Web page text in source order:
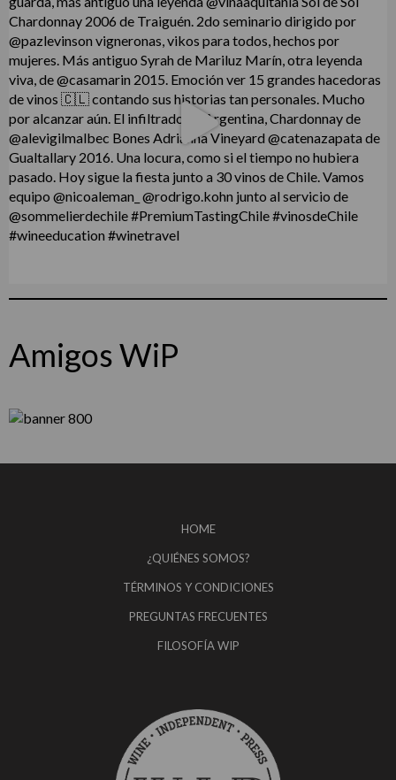
Amigos WiP
HOME
¿QUIÉNES SOMOS?
TÉRMINOS Y CONDICIONES
PREGUNTAS FRECUENTES
FILOSOFÍA WIP